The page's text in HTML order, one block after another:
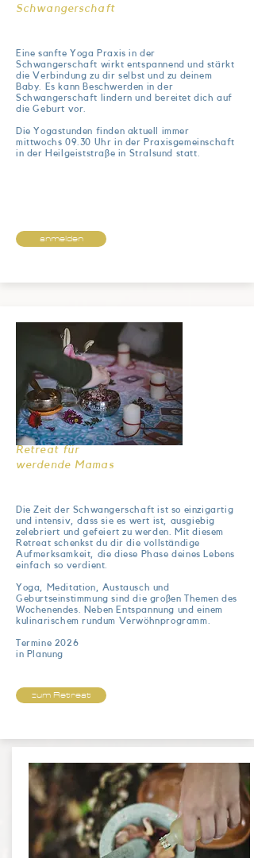
Schwangerschaft
Eine sanfte Yoga Praxis in der
Schwangerschaft wirkt entspannend und stärkt
die Verbindung zu dir selbst und zu deinem
Baby. Es kann Beschwerden in der
Schwangerschaft lindern und bereitet dich auf
die Geburt vor.
Die Yogastunden finden aktuell immer
mittwochs 09.30 Uhr in der Praxisgemeinschaft
in der Heilgeiststraße in Stralsund statt.
anmelden
Retreat für
werdende Mamas
Die Zeit der Schwangerschaft ist so einzigartig
und intensiv, dass sie es wert ist, ausgiebig
zelebriert und gefeiert zu werden. Mit diesem
Retreat schenkst du dir die vollständige
Aufmerksamkeit, die diese Phase deines Lebens
einfach so verdient.
Yoga, Meditation, Austausch und
Geburtseinstimmung sind die großen Themen des
Wochenendes. Neben Entspannung und einem
kulinarischem rundum Verwöhnprogramm.
Termine 2026
in Planung
zum Retreat